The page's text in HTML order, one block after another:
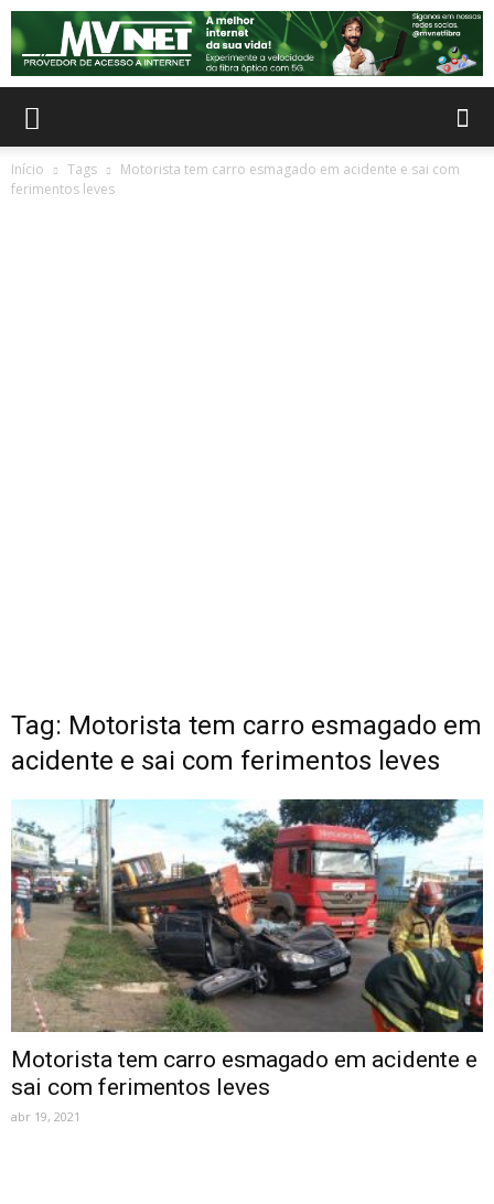
Início Tags
Motorista tem carro esmagado em acidente e sai com
ferimentos leves
Tag: Motorista tem carro esmagado em
acidente e sai com ferimentos leves
Motorista tem carro esmagado em acidente e
sai com ferimentos leves
abr 19, 2021